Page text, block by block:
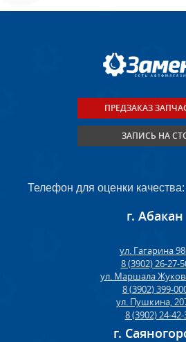
ПРЕДЗАКАЗ
ЗАПИСЬ НА
Телефон для оценки качества:
г. Абакан
ул. Гагарина
8 (3902) 26-27-
ул. Маршала
8 (3902) 399-
ул. Пушкина,
8 (3902) 24-42-
г.